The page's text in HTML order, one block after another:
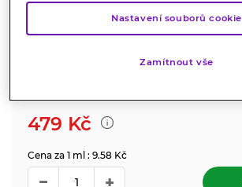
La Roche-Posay
479 Kč
Cena za 1 ml : 9.58 Kč
Nastavení souborů cookie
Zamítnout vše